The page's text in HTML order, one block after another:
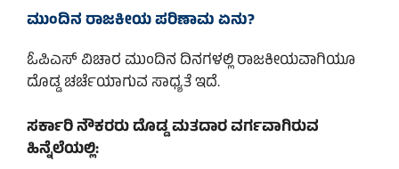
ಮುಂದಿನ ರಾಜಕೀಯ ಪರಿಣಾಮ ಏನು?
ಓಪಿಎಸ್ ವಿಚಾರ ಮುಂದಿನ ದಿನಗಳಲ್ಲಿ ರಾಜಕೀಯವಾಗಿಯೂ
ದೊಡ್ಡ ಚರ್ಚೆಯಾಗುವ ಸಾಧ್ಯತೆ ಇದೆ.
ಸರ್ಕಾರಿ ನೌಕರರು ದೊಡ್ಡ ಮತದಾರ ವರ್ಗವಾಗಿರುವ
ಹಿನ್ನೆಲೆಯಲ್ಲಿ: